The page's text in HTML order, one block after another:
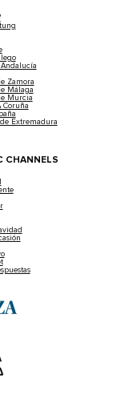
Andalucía
Zamora
Málaga
Murcia
Coruña
Extremadura
CHANNELS